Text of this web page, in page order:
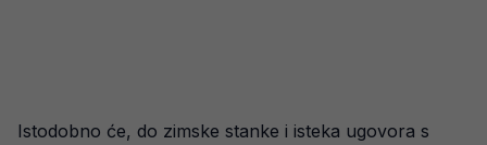
Istodobno će, do zimske stanke i isteka ugovora s